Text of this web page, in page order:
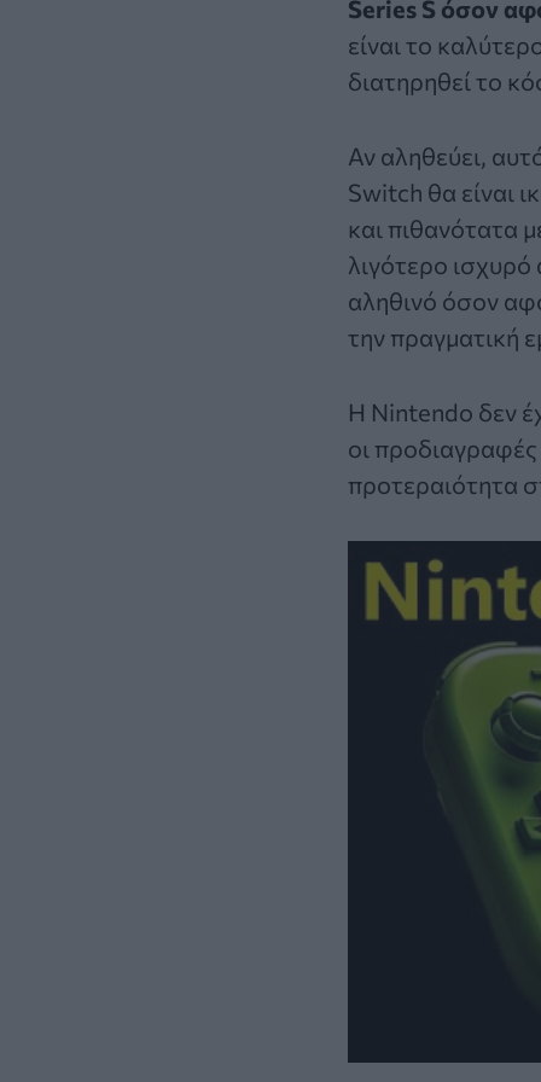
Series S όσον
είναι το
διατηρηθεί το
Αν αληθεύει,
Switch θα είναι
και πιθανότατα
λιγότερο
αληθινό όσον
την πραγματική
Η Nintendo δεν
οι προδιαγραφές
προτεραιότητα